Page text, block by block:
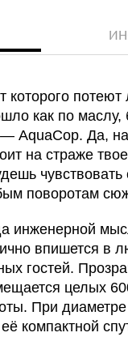
которого
как по маслу,
— AquaCop. Да,
на страже
поворотам
инженерной
впишется
гостей.
целых
При
компактной